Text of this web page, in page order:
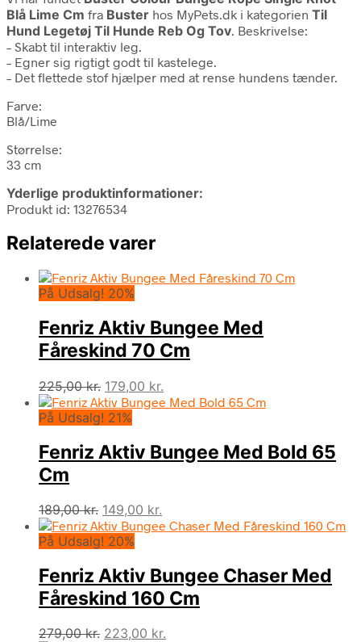
Blå Lime Cm fra Buster hos MyPets.dk i kategorien Til
Hund Legetøj Til Hunde Reb Og Tov. Beskrivelse:
– Skabt til interaktiv leg.
– Egner sig rigtigt godt til kastelege.
– Det flettede stof hjælper med at rense hundens tænder.
Farve:
Blå/Lime
Størrelse:
33 cm
Yderlige produktinformationer:
Produkt id: 13276534
Relaterede varer
På Udsalg! 20%
Fenriz Aktiv Bungee Med
Fåreskind 70 Cm
225,00kr. Den
oprindelige
pris
225,00 kr..
179,00 kr.
aktuelle
179,00 kr..
På Udsalg! 21%
Fenriz Aktiv Bungee Med Bold 65
Cm
189,00kr. Den
oprindelige
pris
189,00 kr..
149,00 kr.
aktuelle
149,00 kr..
På Udsalg! 20%
Fenriz Aktiv Bungee Chaser Med
Fåreskind 160 Cm
279,00kr. Den
223,00 kr.